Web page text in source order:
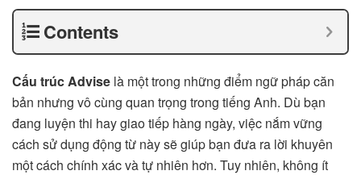
Contents
Cấu trúc Advise là một trong những điểm ngữ pháp căn
bản nhưng vô cùng quan trọng trong tiếng Anh. Dù bạn
đang luyện thi hay giao tiếp hàng ngày, việc nắm vững
cách sử dụng động từ này sẽ giúp bạn đưa ra lời khuyên
một cách chính xác và tự nhiên hơn. Tuy nhiên, không ít